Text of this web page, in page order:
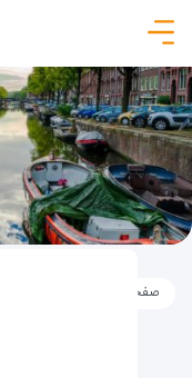
صفحه نخست